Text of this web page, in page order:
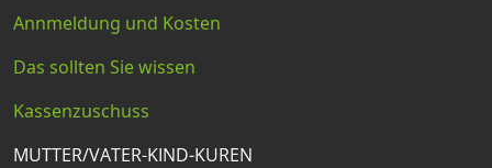
Annmeldung und Kosten
Das sollten Sie wissen
Kassenzuschuss
MUTTER/VATER-KIND-KUREN